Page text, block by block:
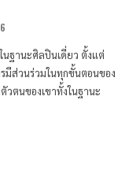
นฐานะศิลปินเดี่ยว ตั้งแต่
มีส่วนร่วมในทุกขั้นตอนของ
ตนของเขาทั้งในฐานะ